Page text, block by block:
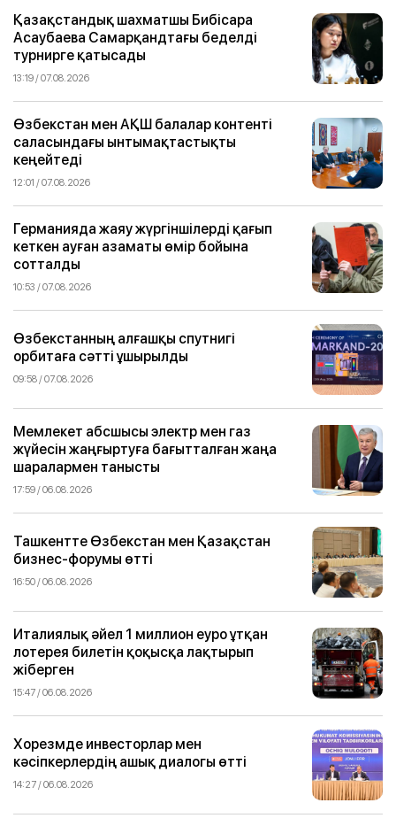
Қазақстандық шахматшы Бибісара
Асаубаева Самарқандтағы беделді
турнирге қатысады
13:19 / 07.08.2026
Өзбекстан мен АҚШ балалар контенті
саласындағы ынтымақтастықты
кеңейтеді
12:01 / 07.08.2026
Германияда жаяу жүргіншілерді қағып
кеткен ауған азаматы өмір бойына
сотталды
10:53 / 07.08.2026
Өзбекстанның алғашқы спутнигі
орбитаға сәтті ұшырылды
09:58 / 07.08.2026
Мемлекет абсшысы электр мен газ
жүйесін жаңғыртуға бағытталған жаңа
шаралармен танысты
17:59 / 06.08.2026
Ташкентте Өзбекстан мен Қазақстан
бизнес-форумы өтті
16:50 / 06.08.2026
Италиялық әйел 1 миллион еуро ұтқан
лотерея билетін қоқысқа лақтырып
жіберген
15:47 / 06.08.2026
Хорезмде инвесторлар мен
кәсіпкерлердің ашық диалогы өтті
14:27 / 06.08.2026